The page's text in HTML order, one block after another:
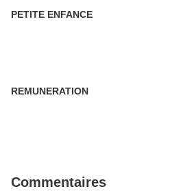
PETITE ENFANCE
REMUNERATION
Commentaires